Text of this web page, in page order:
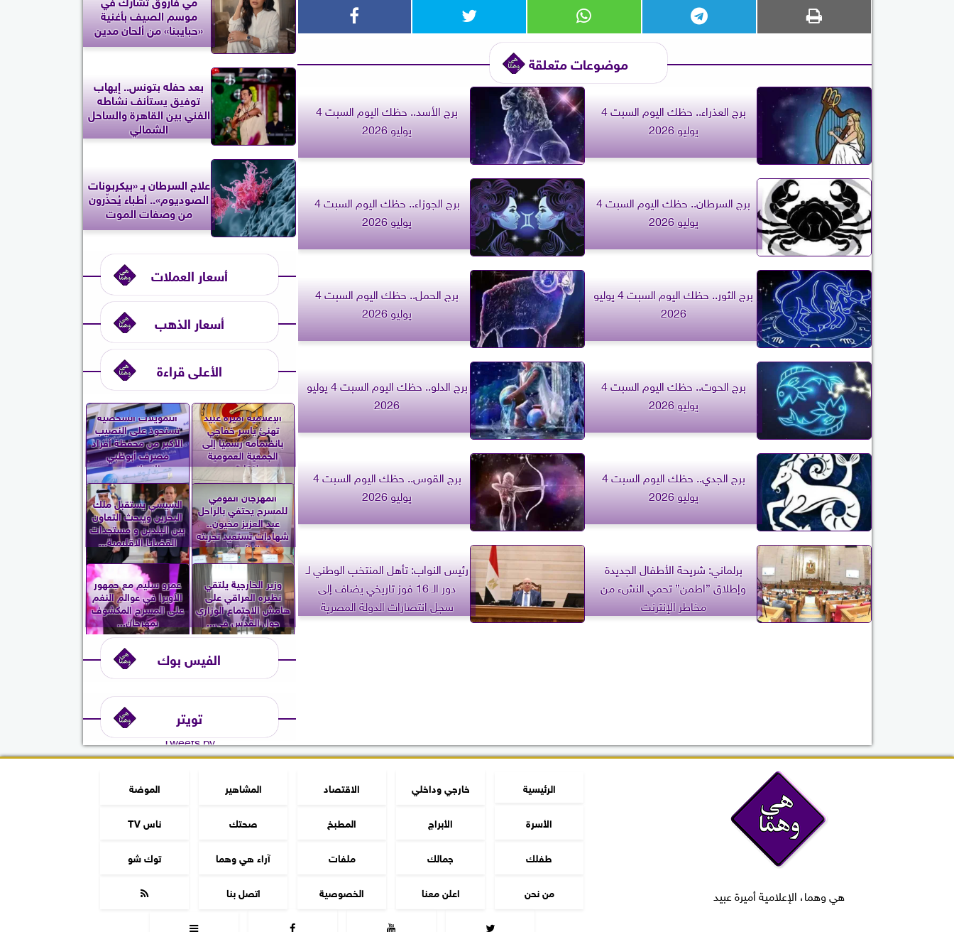
موضوعات متعلقة
برج العذراء.. حظك اليوم السبت 4
يوليو 2026
برج الأسد.. حظك اليوم السبت 4
يوليو 2026
برج السرطان.. حظك اليوم السبت 4
يوليو 2026
برج الجوزاء.. حظك اليوم السبت 4
يوليو 2026
برج الثور.. حظك اليوم السبت 4 يوليو
2026
برج الحمل.. حظك اليوم السبت 4
يوليو 2026
برج الحوت.. حظك اليوم السبت 4
يوليو 2026
برج الدلو.. حظك اليوم السبت 4 يوليو
2026
برج الجدي.. حظك اليوم السبت 4
يوليو 2026
برج القوس.. حظك اليوم السبت 4
يوليو 2026
برلماني: شريحة الأطفال الجديدة
وإطلاق ”اطمن” تحمي النشء من
مخاطر الإنترنت
رئيس النواب: تأهل المنتخب الوطني لـ
دور الـ 16 فوز تاريخي يضاف إلى
سجل انتصارات الدولة المصرية
موسم الصيف بأغنية
«حبايبنا» من ألحان مدين
بعد حفله بتونس.. إيهاب
توفيق يستأنف نشاطه
الفني بين القاهرة والساحل
الشمالي
علاج السرطان بـ «بيكربونات
الصوديوم».. أطباء يُحذّرون
من وصفات الموت
أسعار العملات
أسعار الذهب
الأعلى قراءة
الإعلامية أميرة عبيد
تهنئ ياسر خفاجي
بانضمامه رسميًا إلى
الجمعية العمومية
لنقابة...
التمويلات الشخصية
تستحوذ على النصيب
الأكبر من محفظة أفراد
مصرف أبوظبي
الإسلامي...
المهرجان القومي
للمسرح يحتفي بالراحل
عبد العزيز مخيون..
شهادات تستعيد تجربته
الرائدة...
السيسي يستقبل ملك
البحرين ويبحث التعاون
بين البلدين و مستجدات
القضايا الإقليمية...
وزير الخارجية يلتقي
نظيره العراقي على
هامش الاجتماع الوزاري
حول القدس في...
عمرو سليم مع جمهور
الأوبرا في عوالم النغم
على المسرح المكشوف
بمهرجان...
الفيس بوك
تويتر
Tweets by
هي وهما، الإعلامية أميرة عبيد
الرئيسية خارجي وداخلي الاقتصاد المشاهير
الموضة
الأسرة
الأبراج المطبخ صحتك
ناس TV
طفلك
جمالك ملفات آراء هي وهما
توك شو
من نحن
اعلن معنا الخصوصية اتصل بنا




